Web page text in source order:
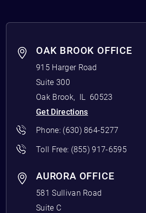
OAK BROOK OFFICE
915 Harger Road
Suite 300
Oak Brook, IL 60523
Get Directions
Phone: (630) 864-5277
Toll Free: (855) 917-6595
AURORA OFFICE
581 Sullivan Road
Suite C